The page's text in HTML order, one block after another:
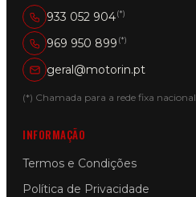
933 052 904(*)
969 950 899 (*)
geral@motorin.pt
(*) Chamada para a rede fixa nacional
INFORMAÇÃO
Termos e Condições
Política de Privacidade